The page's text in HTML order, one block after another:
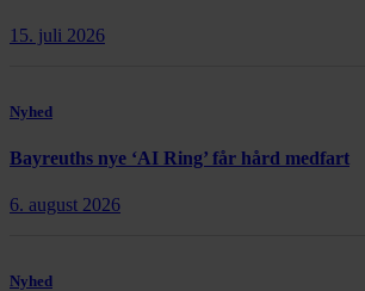
15. juli 2026
Nyhed
Bayreuths nye ‘AI Ring’ får hård medfart
6. august 2026
Nyhed